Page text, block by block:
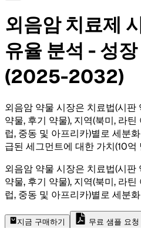
외음암 치료제
유율 분석 - 성
(2025-2032)
외음암 약물 시장은 치료법(시판
약물, 후기 약물), 지역(북미, 라
럽, 중동 및 아프리카)별로 세분
급된 세그먼트에 대한 가치(10억
외음암 약물 시장은 치료법(시판
약물, 후기 약물), 지역(북미, 라
럽, 중동 및 아프리카)별로 세분
지금 구매하기 무료 샘플 요청